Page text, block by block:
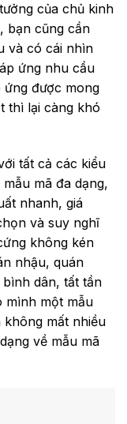
của chủ kinh
bạn cũng cần
và có cái nhìn
ứng nhu cầu
được mong
thì lại càng khó
tất cả các kiểu
mã đa dạng,
nhanh, giá
và suy nghĩ
không kén
nhậu, quán
dân, tất tần
mình một mẫu
mất nhiều
về mẫu mã